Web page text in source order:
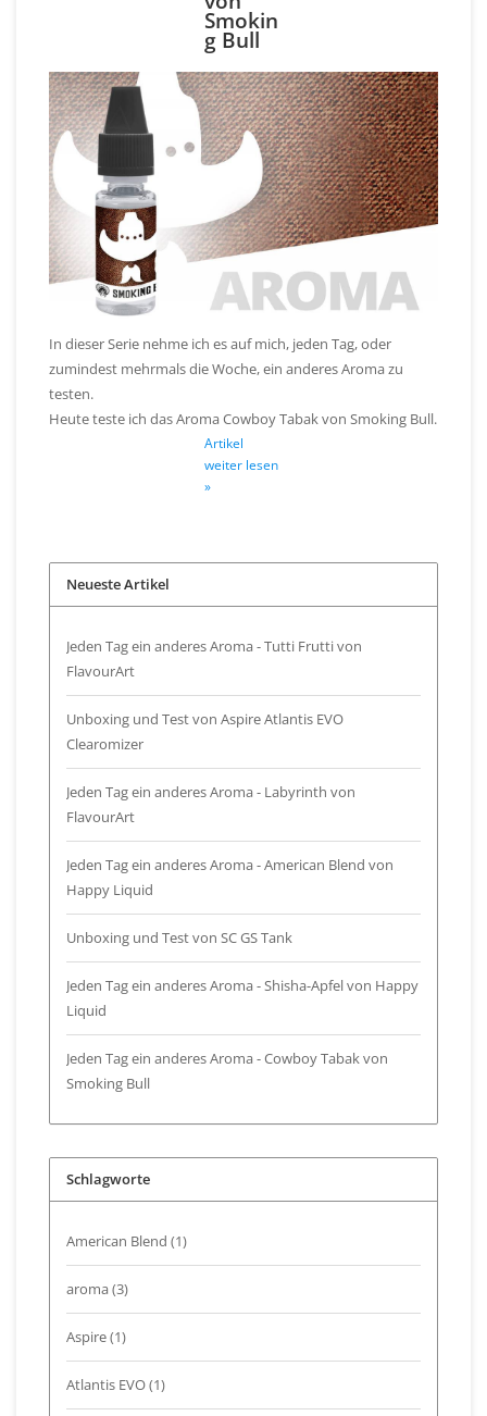
Smokin
g Bull
In dieser Serie nehme ich es auf mich, jeden Tag, oder
zumindest mehrmals die Woche, ein anderes Aroma zu
testen.
Heute teste ich das Aroma Cowboy Tabak von Smoking Bull.
Artikel
weiter lesen
»
Neueste Artikel
Jeden Tag ein anderes Aroma - Tutti Frutti von
FlavourArt
Unboxing und Test von Aspire Atlantis EVO
Clearomizer
Jeden Tag ein anderes Aroma - Labyrinth von
FlavourArt
Jeden Tag ein anderes Aroma - American Blend von
Happy Liquid
Unboxing und Test von SC GS Tank
Jeden Tag ein anderes Aroma - Shisha-Apfel von Happy
Liquid
Jeden Tag ein anderes Aroma - Cowboy Tabak von
Smoking Bull
Schlagworte
American Blend (1)
aroma(3)
Aspire(1)
Atlantis EVO(1)